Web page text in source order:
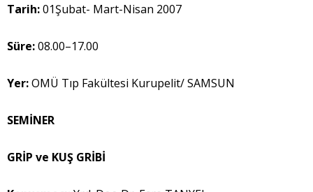
Tarih:01Şubat- Mart-Nisan 2007
Süre:08.00–17.00
Yer:OMÜ Tıp Fakültesi Kurupelit/ SAMSUN
SEMİNER
GRİP ve KUŞ GRİBİ